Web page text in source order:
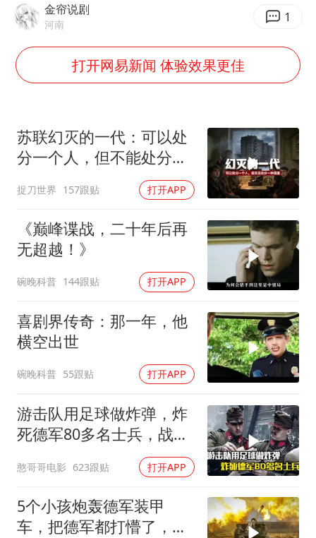
以军士兵把枪口对准中国记者
笔试第一被劝弃考涉事副校长被撤职
萌娃帮爷爷脱玉米 卖力干活超可爱
灌溉水坝被隔成鱼塘 村民投诉20余年
奋力开创中国式现代化建设新局面
金帘说剧
河南 1
打开网易新闻 体验效果更佳
苏联幻灭的一代：可以处
分一个人，但不能处分一
捉刀世界 157跟贴 打开APP
《巅峰谍战，二十年后再
无超越！》
碗晚科普 144跟贴 打开APP
喜剧界传奇：那一年，他
横空出世
碗晚科普 55跟贴 打开APP
游击队用足球做炸弹，炸
死德军80多名士兵，战争
憨哥哥电影 623跟贴 打开APP
5个小孩炮轰德军装甲
车，把德军都打懵了，战